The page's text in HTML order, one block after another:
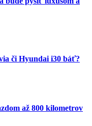
či Hyundai i30 báť?
až 800 kilometrov